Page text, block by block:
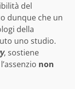
del
dunque che un
della
uno studio.
, sostiene
non